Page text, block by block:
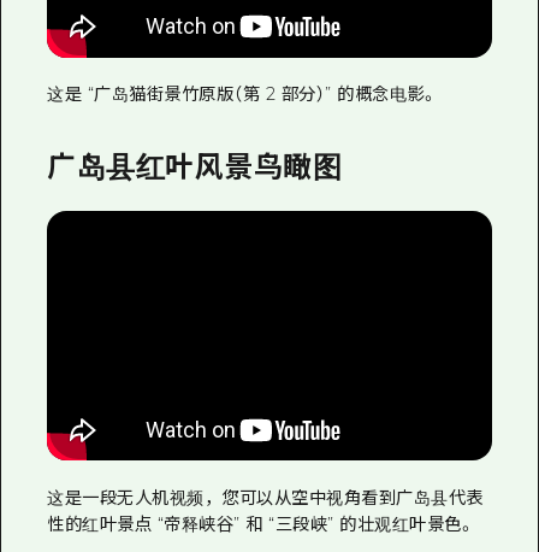
这是 “广岛猫街景竹原版（第 2 部分）” 的概念电影。
广岛县红叶风景鸟瞰图
这是一段无人机视频，您可以从空中视角看到广岛县代表
性的红叶景点 “帝释峡谷” 和 “三段峡” 的壮观红叶景色。